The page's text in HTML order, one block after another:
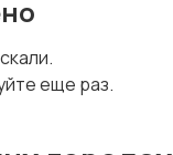
еще раз.